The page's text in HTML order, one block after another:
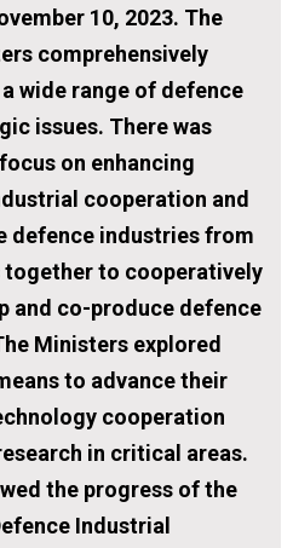
10, 2023. The
comprehensively
wide range of defence
issues. There was
on enhancing
cooperation and
defence industries from
together to cooperatively
and co-produce defence
Ministers explored
to advance their
cooperation
in critical areas.
the progress of the
Industrial